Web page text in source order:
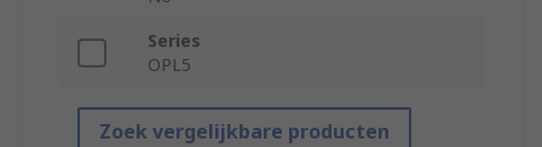
Series
OPL5
Zoek vergelijkbare producten